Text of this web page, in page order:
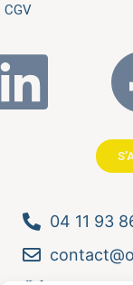
CGV
04 11 93